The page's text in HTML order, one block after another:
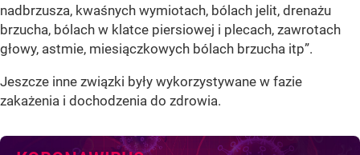
nadbrzusza, kwaśnych wymiotach, bólach jelit, drenażu
brzucha, bólach w klatce piersiowej i plecach, zawrotach
głowy, astmie, miesiączkowych bólach brzucha itp”.
Jeszcze inne związki były wykorzystywane w fazie
zakażenia i dochodzenia do zdrowia.